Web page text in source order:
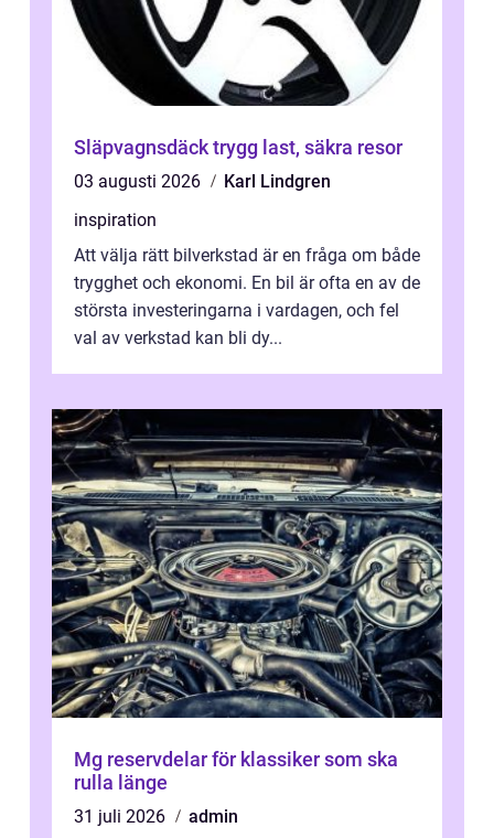
Släpvagnsdäck trygg last, säkra resor
03 augusti 2026
Karl Lindgren
inspiration
Att välja rätt bilverkstad är en fråga om både
trygghet och ekonomi. En bil är ofta en av de
största investeringarna i vardagen, och fel
val av verkstad kan bli dy...
Mg reservdelar för klassiker som ska
rulla länge
31 juli 2026 admin